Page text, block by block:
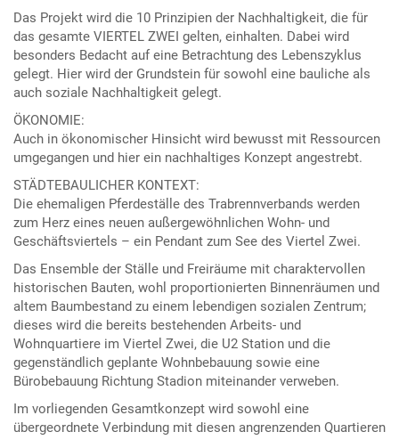
Das Projekt wird die 10 Prinzipien der Nachhaltigkeit, die für
das gesamte VIERTEL ZWEI gelten, einhalten. Dabei wird
besonders Bedacht auf eine Betrachtung des Lebenszyklus
gelegt. Hier wird der Grundstein für sowohl eine bauliche als
auch soziale Nachhaltigkeit gelegt.
ÖKONOMIE:
Auch in ökonomischer Hinsicht wird bewusst mit Ressourcen
umgegangen und hier ein nachhaltiges Konzept angestrebt.
STÄDTEBAULICHER KONTEXT:
Die ehemaligen Pferdeställe des Trabrennverbands werden
zum Herz eines neuen außergewöhnlichen Wohn- und
Geschäftsviertels – ein Pendant zum See des Viertel Zwei.
Das Ensemble der Ställe und Freiräume mit charaktervollen
historischen Bauten, wohl proportionierten Binnenräumen und
altem Baumbestand zu einem lebendigen sozialen Zentrum;
dieses wird die bereits bestehenden Arbeits- und
Wohnquartiere im Viertel Zwei, die U2 Station und die
gegenständlich geplante Wohnbebauung sowie eine
Bürobebauung Richtung Stadion miteinander verweben.
Im vorliegenden Gesamtkonzept wird sowohl eine
übergeordnete Verbindung mit diesen angrenzenden Quartieren